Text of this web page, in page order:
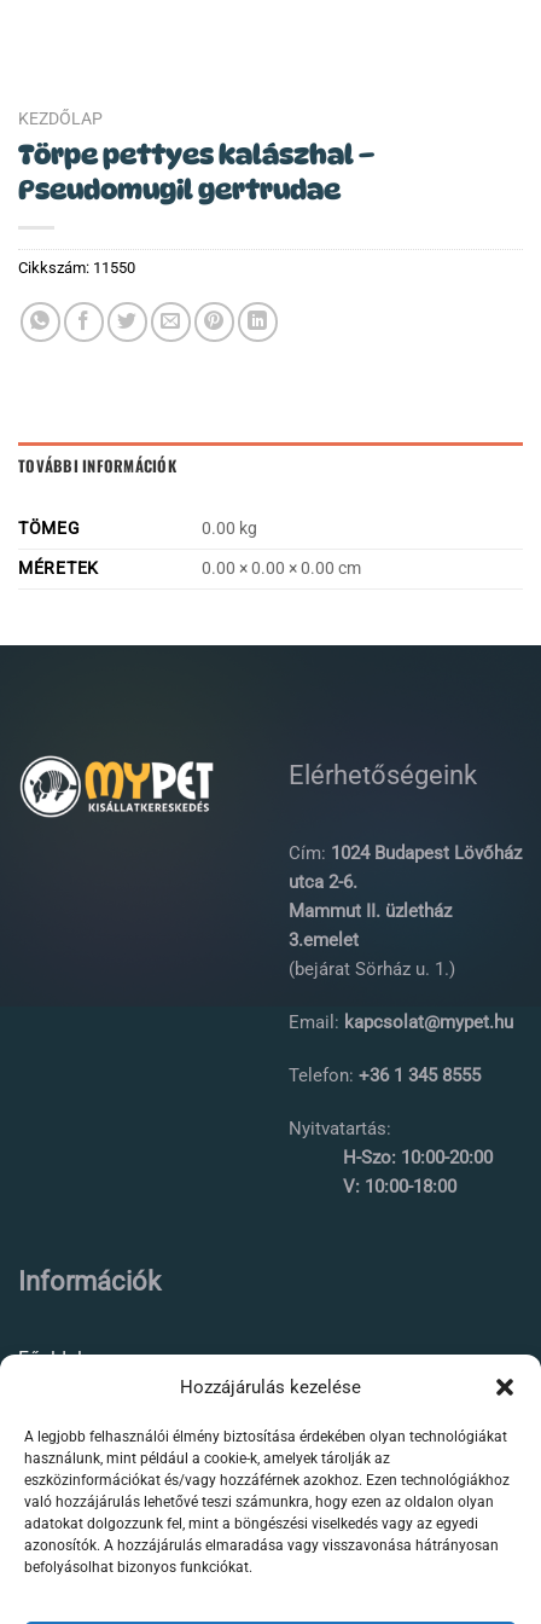
Hozzájárulás kezelése
A legjobb felhasználói élmény biztosítása érdekében olyan technológiákat
használunk, mint például a cookie-k, amelyek tárolják az
eszközinformációkat és/vagy hozzáférnek azokhoz. Ezen technológiákhoz
való hozzájárulás lehetővé teszi számunkra, hogy ezen az oldalon olyan
adatokat dolgozzunk fel, mint a böngészési viselkedés vagy az egyedi
azonosítók. A hozzájárulás elmaradása vagy visszavonása hátrányosan
befolyásolhat bizonyos funkciókat.
KEZDŐLAP
Törpe pettyes kalászhal –
Pseudomugil gertrudae
Cikkszám: 11550
TOVÁBBI INFORMÁCIÓK
TÖMEG
0.00 kg
MÉRETEK
0.00 × 0.00 × 0.00 cm
Elérhetőségeink
Cím: 1024 Budapest Lövőház
utca 2-6.
Mammut II. üzletház
3.emelet
(bejárat Sörház u. 1.)
Email: kapcsolat@mypet.hu
Telefon: +36 1 345 8555
Nyitvatartás:
H-Szo: 10:00-20:00
V: 10:00-18:00
Információk
Főoldal
Élőállat kereskedés
Forgalmazott termékeink
Szaktanácsadás /